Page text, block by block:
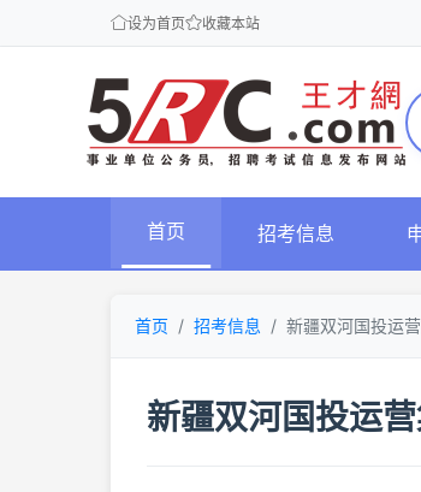
设为首页 收藏本站
首页 招考信息
首页 招考信息 新疆双河国投运
新疆双河国投运